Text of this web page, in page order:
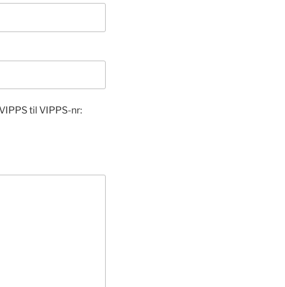
til VIPPS-nr: